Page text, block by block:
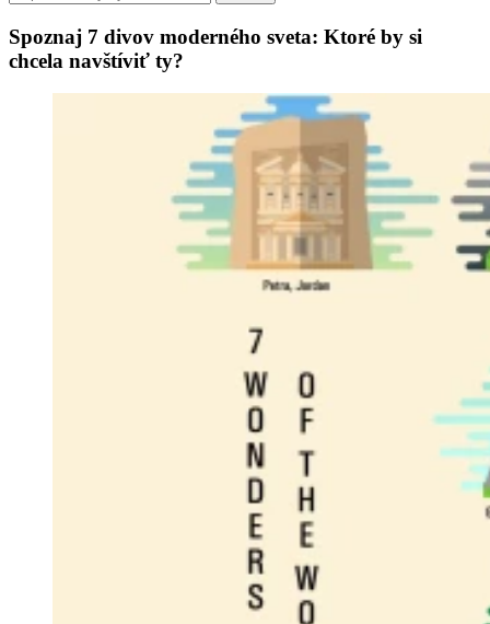
Spoznaj 7 divov moderného sveta: Ktoré by si
chcela navštíviť ty?